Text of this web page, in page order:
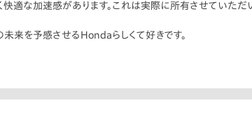
適な加速感があります。これは実際に所有させていただ
来を予感させるHondaらしくて好きです。